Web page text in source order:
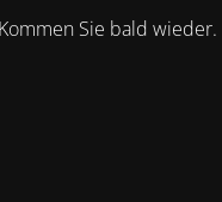
Sie bald wieder.